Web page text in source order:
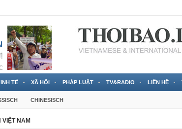
TẾ XÃ HỘI PHÁP LUẬT TV&RADIO LIÊN HỆ
CHINESISCH
NAM